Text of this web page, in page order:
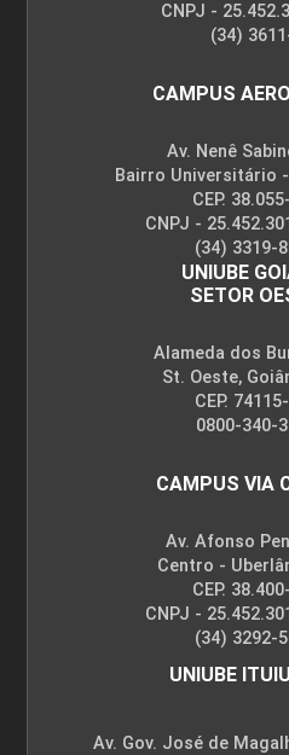
CNPJ -
(34)
CAMPUS
Av. Nenê
Bairro Universitário
CEP.
CNPJ -
(34) 3319-
UNIUBE
SETOR
Alameda dos
St. Oeste,
CEP.
0800-340-
CAMPUS VIA
Av. Afonso
Centro -
CEP.
CNPJ -
(34) 3292-
UNIUBE
Av. Gov. José de